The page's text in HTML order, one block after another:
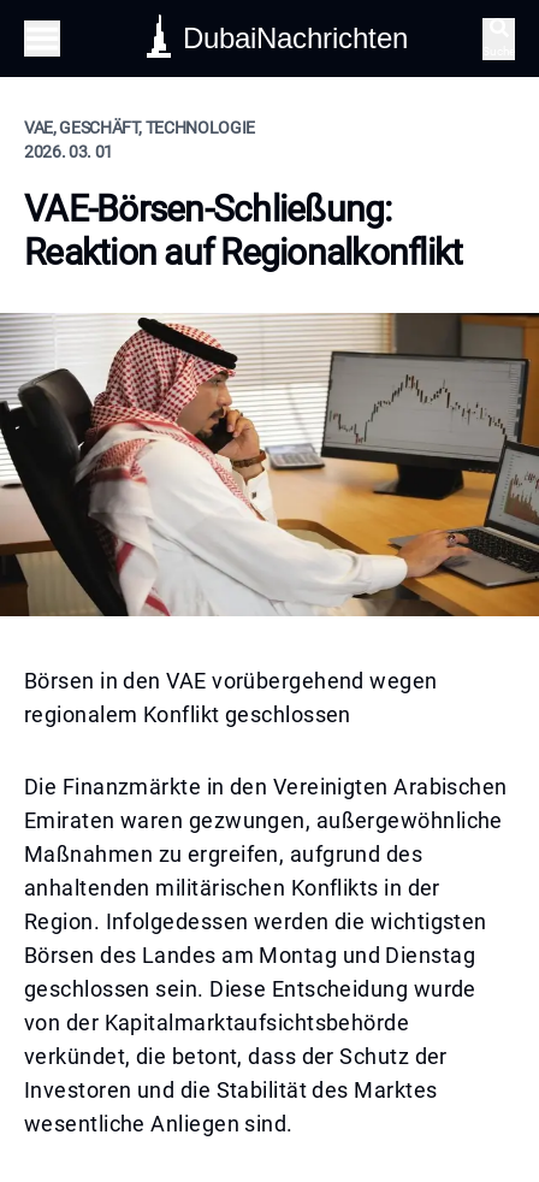
DubaiNachrichten
VAE, GESCHÄFT, TECHNOLOGIE
2026. 03. 01
VAE-Börsen-Schließung:
Reaktion auf Regionalkonflikt
Börsen in den VAE vorübergehend wegen
regionalem Konflikt geschlossen
Die Finanzmärkte in den Vereinigten Arabischen
Emiraten waren gezwungen, außergewöhnliche
Maßnahmen zu ergreifen, aufgrund des
anhaltenden militärischen Konflikts in der
Region. Infolgedessen werden die wichtigsten
Börsen des Landes am Montag und Dienstag
geschlossen sein. Diese Entscheidung wurde
von der Kapitalmarktaufsichtsbehörde
verkündet, die betont, dass der Schutz der
Investoren und die Stabilität des Marktes
wesentliche Anliegen sind.